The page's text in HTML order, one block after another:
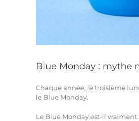
Blue Monday : mythe
Chaque année, le troisième
le Blue Monday.
Le Blue Monday est-il